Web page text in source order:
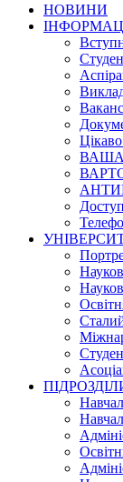
НОВИНИ
ВАША